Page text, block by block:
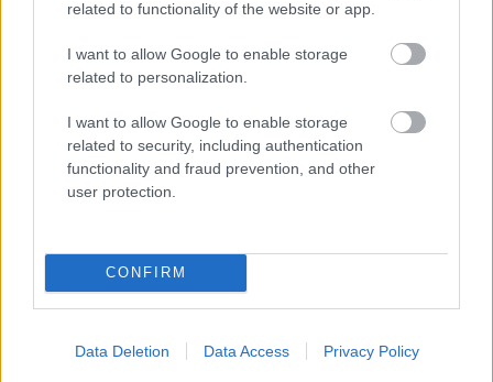
related to functionality of the website or app.
I want to allow Google to enable storage
related to personalization.
I want to allow Google to enable storage
related to security, including authentication
functionality and fraud prevention, and other
user protection.
CONFIRM
Data Deletion Data Access Privacy Policy
Receptkönyv ajánló: Ikea
2019. december 15.
kiadták, de így karácsony előtt mindig a kezembe
veszem, mert annyira jó nézegetni ezeket a ...